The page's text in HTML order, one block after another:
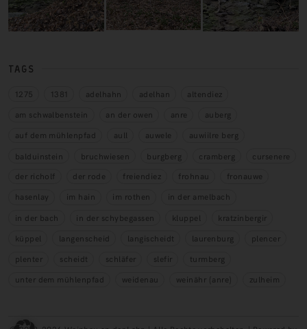
TAGS
1275 1381 adelhahn adelhan
altendiez
am schwalbenstein
an der owen anre
auberg
auf dem mühlenpfad
aull auwele
auwiilre berg
balduinstein
bruchwiesen burgberg cramberg
cursenere
der richolf
der rode freiendiez frohnau
fronauwe
hasenlay
im hain im rothen
in der amelbach
in der bach
in der schybegassen kluppel
kratzinbergir
küppel
langenscheid langischeidt laurenburg
plencer
plenter
scheidt schläfer slefir
turmberg
unter dem mühlenpfad
weidenau weinähr (anre) zulheim